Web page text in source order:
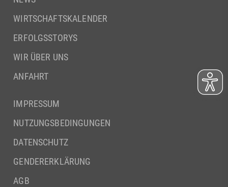
WIRTSCHAFTSKALENDER
ERFOLGSSTORYS
WIR ÜBER UNS
ANFAHRT
IMPRESSUM
NUTZUNGSBEDINGUNGEN
DATENSCHUTZ
GENDERERKLÄRUNG
AGB